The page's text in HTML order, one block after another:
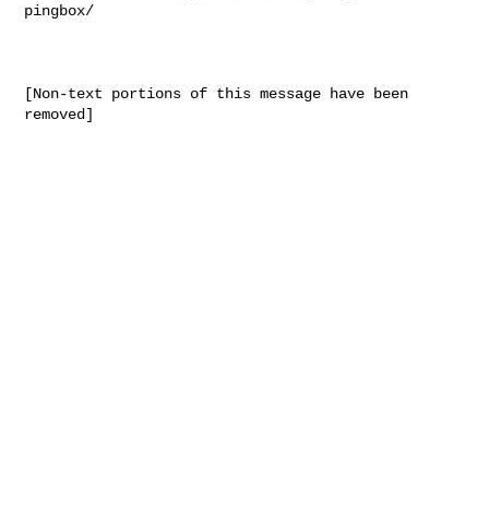
pingbox/
[Non-text portions of this message have been
removed]